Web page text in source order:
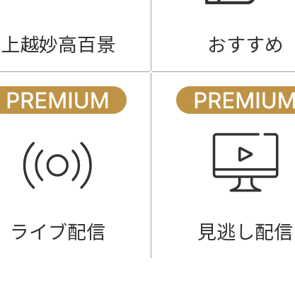
上越妙高百景 おすすめ
ライブ配信 見逃し配信